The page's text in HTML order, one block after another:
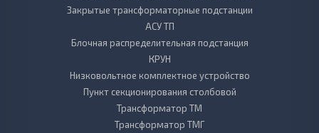
Закрытые трансформаторные подстанции
АСУ ТП
Блочная распределительная подстанция
КРУН
Низковольтное комплектное устройство
Пункт секционирования столбовой
Трансформатор ТМ
Трансформатор ТМГ